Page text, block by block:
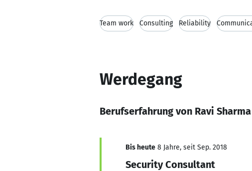
Team work Consulting Reliability
Werdegang
Berufserfahrung von Ravi Sharma
Bis heute 8 Jahre, seit Sep. 2018
Security Consultant